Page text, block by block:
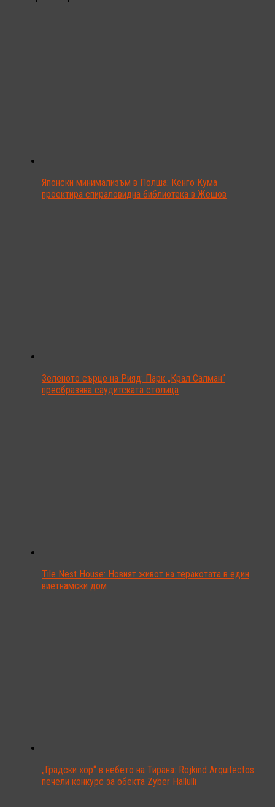
Японски минимализъм в Полша: Кенго Кума
проектира спираловидна библиотека в Жешов
Зеленото сърце на Рияд: Парк „Крал Салман“
преобразява саудитската столица
Tile Nest House: Новият живот на теракотата в един
виетнамски дом
„Градски хор“ в небето на Тирана: Rojkind Arquitectos
печели конкурс за обекта Zyber Hallulli